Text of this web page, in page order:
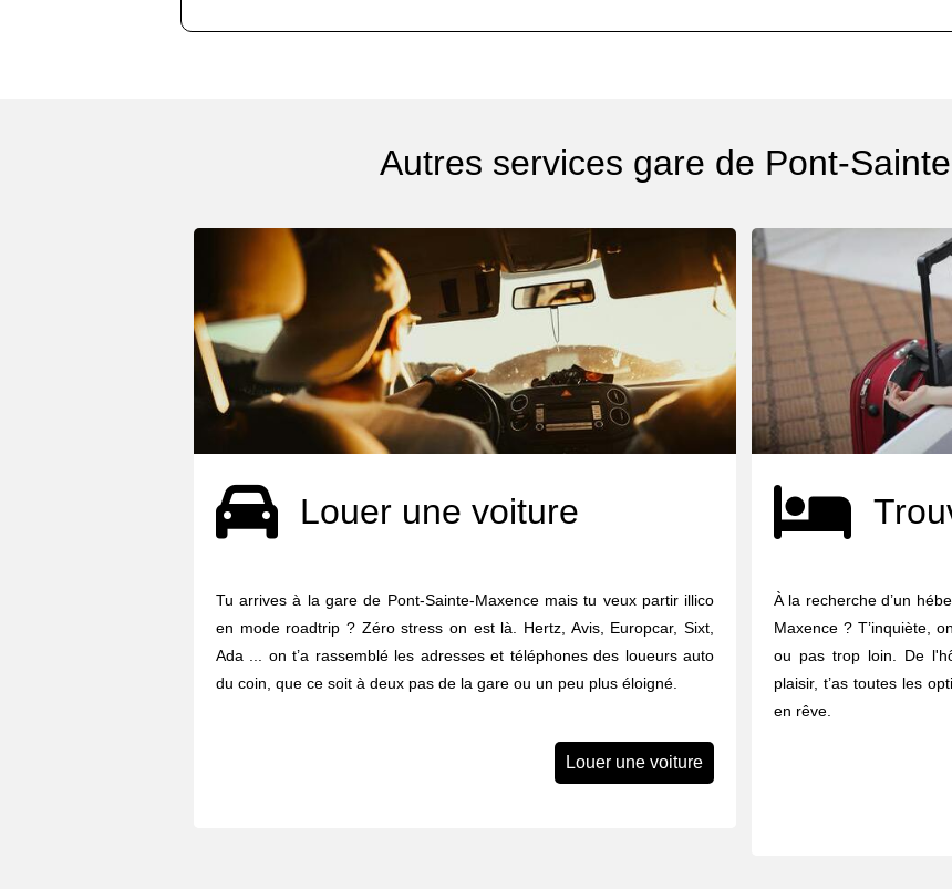
Autres services gare de Pont-
Louer une voiture
Tu arrives à la gare de Pont-Sainte-Maxence mais tu veux partir illico
en mode roadtrip ? Zéro stress on est là. Hertz, Avis, Europcar, Sixt,
Ada ... on t’a rassemblé les adresses et téléphones des loueurs auto
du coin, que ce soit à deux pas de la gare ou un peu plus éloigné.
Louer une voiture
À la recherche d’un
Maxence ? T’inquiète,
ou pas trop loin. De
plaisir, t’as toutes les
en rêve.